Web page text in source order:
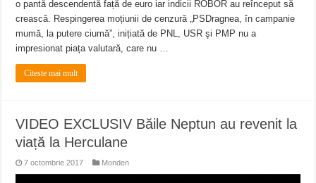
o pantă descendentă față de euro iar indicii ROBOR au reînceput să
crească. Respingerea moțiunii de cenzură „PSDragnea, în campanie
mumă, la putere ciumă”, inițiată de PNL, USR şi PMP nu a
impresionat piața valutară, care nu …
Citeste mai mult
VIDEO EXCLUSIV Băile Neptun au revenit la
viață la Herculane
7 octombrie 2017 Monden